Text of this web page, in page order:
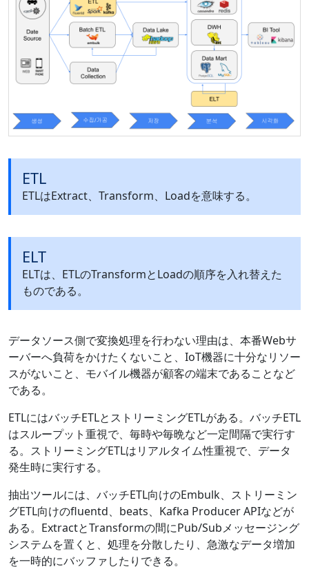
ETL
ETLはExtract、Transform、Loadを意味する。
ELT
ELTは、ETLのTransformとLoadの順序を入れ替えた
ものである。
データソース側で変換処理を行わない理由は、本番Webサ
ーバーへ負荷をかけたくないこと、IoT機器に十分なリソー
スがないこと、モバイル機器が顧客の端末であることなど
である。
ETLにはバッチETLとストリーミングETLがある。バッチETL
はスループット重視で、毎時や毎晩など一定間隔で実行す
る。ストリーミングETLはリアルタイム性重視で、データ
発生時に実行する。
抽出ツールには、バッチETL向けのEmbulk、ストリーミン
グETL向けのfluentd、beats、Kafka Producer APIなどが
ある。ExtractとTransformの間にPub/Subメッセージング
システムを置くと、処理を分散したり、急激なデータ増加
を一時的にバッファしたりできる。